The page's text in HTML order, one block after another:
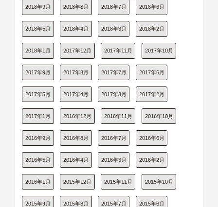
2018年9月 2018年8月 2018年7月 2018年6月
2018年5月 2018年4月 2018年3月 2018年2月
2018年1月 2017年12月 2017年11月 2017年10月
2017年9月 2017年8月 2017年7月 2017年6月
2017年5月 2017年4月 2017年3月 2017年2月
2017年1月 2016年12月 2016年11月 2016年10月
2016年9月 2016年8月 2016年7月 2016年6月
2016年5月 2016年4月 2016年3月 2016年2月
2016年1月 2015年12月 2015年11月 2015年10月
2015年9月 2015年8月 2015年7月 2015年6月